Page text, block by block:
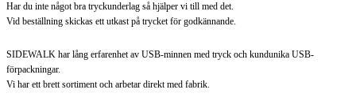
Har du inte något bra tryckunderlag så hjälper vi till med det.
Vid beställning skickas ett utkast på trycket för godkännande.
SIDEWALK har lång erfarenhet av USB-minnen med tryck och kundunika USB-
förpackningar.
Vi har ett brett sortiment och arbetar direkt med fabrik.